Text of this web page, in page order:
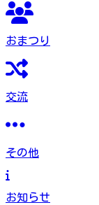
おまつり
交流
その他
お知らせ